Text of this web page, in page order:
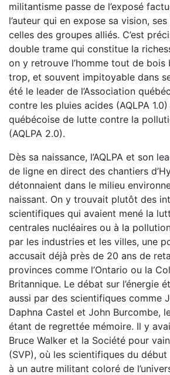
militantisme passe de l’exposé
l’auteur qui en expose sa vision,
celles des groupes alliés. C’est
double trame qui constitue la
on y retrouve l’homme tout de
trop, et souvent impitoyable dans
été le leader de l’Association
contre les pluies acides (AQLPA
québécoise de lutte contre la
(AQLPA 2.0).
Dès sa naissance, l’AQLPA et son
de ligne en direct des chantiers
détonnaient dans le milieu
naissant. On y trouvait plutôt des
scientifiques qui avaient mené la
centrales nucléaires ou à la
par les industries et les villes, une
accusait déjà près de 20 ans de
provinces comme l’Ontario ou la
Britannique. Le débat sur l’énergie
aussi par des scientifiques comme
Daphna Castel et John Burcombe,
étant de regrettée mémoire. Il y
Bruce Walker et la Société pour
(SVP), où les scientifiques du
à un autre militant coloré de